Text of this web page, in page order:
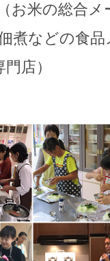
お米の総合メ
煮などの食
店）